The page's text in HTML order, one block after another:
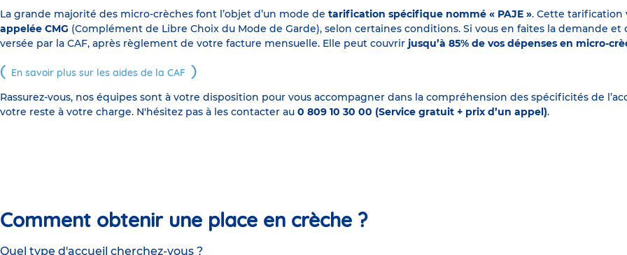
La grande majorité des micro-crèches font l’objet d’un mode de tarification spécifique nommé « PAJE ». Cette
appelée CMG (Complément de Libre Choix du Mode de Garde), selon certaines conditions. Si vous en faites la demande
versée par la CAF, après règlement de votre facture mensuelle. Elle peut couvrir jusqu’à 85% de vos dépenses en micro-
En savoir plus sur les aides de la CAF
Rassurez-vous, nos équipes sont à votre disposition pour vous accompagner dans la compréhension des spécificités de
votre reste à votre charge. N'hésitez pas à les contacter au 0 809 10 30 00 (Service gratuit + prix d’un appel).
Comment obtenir une place en crèche ?
Quel type d'accueil cherchez-vous ?